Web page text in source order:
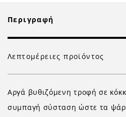
Περιγραφή
Λεπτομέρειες προϊόντος
Αργά βυθιζόμενη τροφή σε
συμπαγή σύσταση ώστε τα